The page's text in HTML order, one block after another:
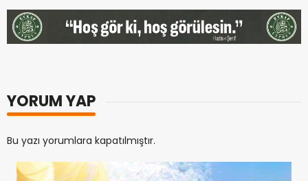
YORUM YAP
Bu yazı yorumlara kapatılmıştır.